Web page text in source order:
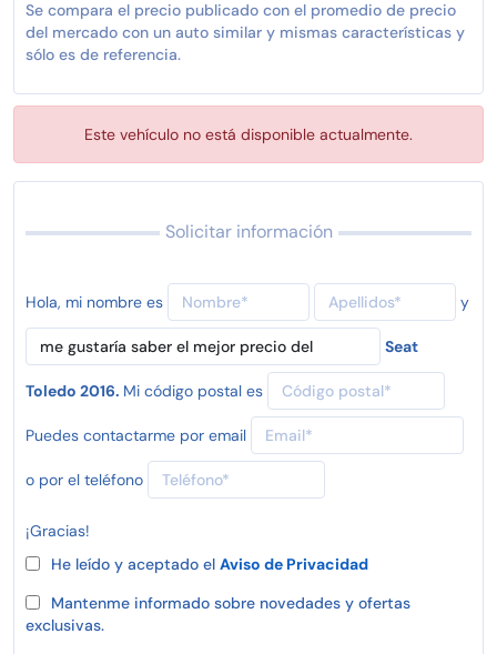
Se compara el precio publicado con el promedio de precio
del mercado con un auto similar y mismas características y
sólo es de referencia.
Este vehículo no está disponible actualmente.
Solicitar información
Hola, mi nombre es y
Seat
Toledo 2016. Mi código postal es
Puedes contactarme por email
o por el teléfono
¡Gracias!
He leído y aceptado el Aviso de Privacidad
Mantenme informado sobre novedades y ofertas
exclusivas.